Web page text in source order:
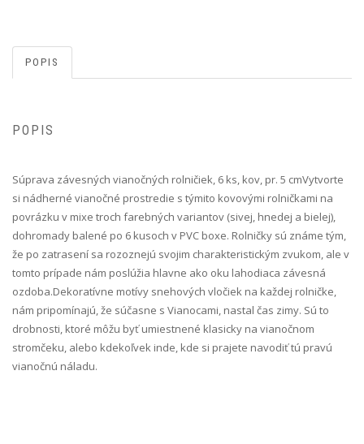
POPIS
POPIS
Súprava závesných vianočných rolničiek, 6 ks, kov, pr. 5 cm Vytvorte
si nádherné vianočné prostredie s týmito kovovými rolničkami na
povrázku v mixe troch farebných variantov (sivej, hnedej a bielej),
dohromady balené po 6 kusoch v PVC boxe. Rolničky sú známe tým,
že po zatrasení sa rozoznejú svojim charakteristickým zvukom, ale v
tomto prípade nám poslúžia hlavne ako oku lahodiaca závesná
ozdoba.Dekoratívne motívy snehových vločiek na každej rolničke,
nám pripomínajú, že súčasne s Vianocami, nastal čas zimy. Sú to
drobnosti, ktoré môžu byť umiestnené klasicky na vianočnom
stromčeku, alebo kdekoľvek inde, kde si prajete navodiť tú pravú
vianočnú náladu.